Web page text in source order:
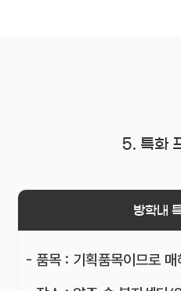
5. 특화
방학내
- 품목 : 기획품목이므로 매